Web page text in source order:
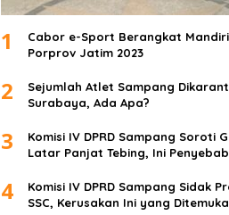
1
Cabor e-Sport Berangkat
Porprov Jatim 2023
2
Sejumlah Atlet Sampang
Surabaya, Ada Apa?
3
Komisi IV DPRD Sampang Soroti
Latar Panjat Tebing, Ini
4
Komisi IV DPRD Sampang Sidak
SSC, Kerusakan Ini yang